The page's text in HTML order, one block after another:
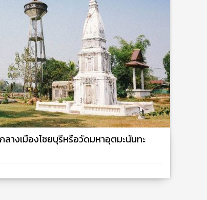
ลางเมืองไชยบุรีหรือวัดมหาอุตมะนันทะ